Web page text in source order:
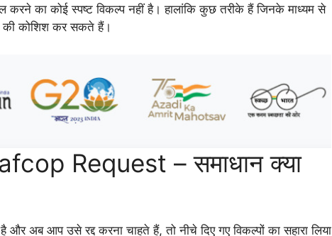
करने का कोई स्पष्ट विकल्प नहीं है। हालांकि कुछ तरीके हैं जिनके माध्यम से
की कोशिश कर सकते हैं।
Request – समाधान क्या
और अब आप उसे रद्द करना चाहते हैं, तो नीचे दिए गए विकल्पों का सहारा लिया